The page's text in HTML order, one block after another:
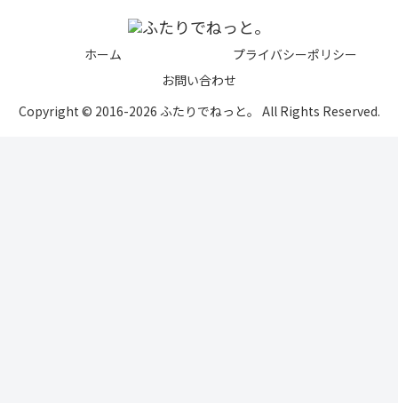
ホーム
プライバシーポリシー
お問い合わせ
Copyright © 2016-2026 ふたりでねっと。 All Rights Reserved.